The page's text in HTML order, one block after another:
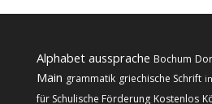
Alphabet aussprache Bochum
Main grammatik griechische Schrift
für Schulische Förderung Kostenlos